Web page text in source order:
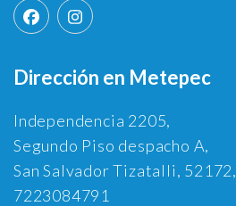
Dirección en Metepec
Independencia 2205,
Segundo Piso despacho A,
San Salvador Tizatalli, 52172,
7223084791